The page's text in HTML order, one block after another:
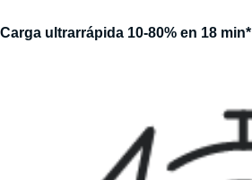
Carga ultrarrápida 10-80% en 18 min*